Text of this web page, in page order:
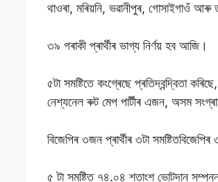
থাওৰা, মৰিয়নি, ভৱানীপুৰ, গোসাইগাওঁ আৰু
৩৯ গৰাকী প্ৰাৰ্থীৰ ভাগ্য নিৰ্ণয় হব আজি।
৫টা সমষ্টিতে কংগ্ৰেছে প্ৰতিদ্বন্দ্বিতা
নেশ্যনেল ৰুট মেপ পাৰ্টীৰ এজন, অসম
বিজেপিৰ ৩জন প্ৰাৰ্থীৰ ৩টা
৫ টা সমষ্টিত ৭৪.০৪ শতাংশ ভোটদান